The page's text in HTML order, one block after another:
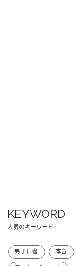
KEYWORD
人気のキーワード
男子白書 本音